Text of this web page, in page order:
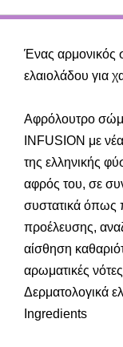
Ένας αρμονικός
ελαιολάδου για
Αφρόλουτρο
INFUSION με
της ελληνικής
αφρός του, σε
συστατικά όπως
προέλευσης,
αίσθηση
αρωματικές
Δερματολογικά
Ingredients